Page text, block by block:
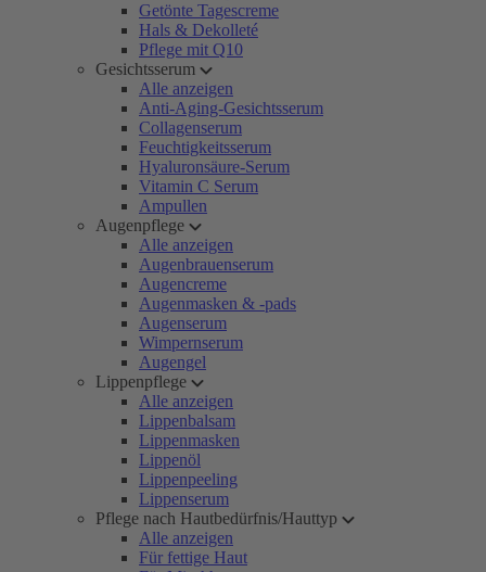
Getönte Tagescreme
Hals & Dekolleté
Pflege mit Q10
Gesichtsserum
Alle anzeigen
Anti-Aging-Gesichtsserum
Collagenserum
Feuchtigkeitsserum
Hyaluronsäure-Serum
Vitamin C Serum
Ampullen
Augenpflege
Alle anzeigen
Augenbrauenserum
Augencreme
Augenmasken & -pads
Augenserum
Wimpernserum
Augengel
Lippenpflege
Alle anzeigen
Lippenbalsam
Lippenmasken
Lippenöl
Lippenpeeling
Lippenserum
Pflege nach Hautbedürfnis/Hauttyp
Alle anzeigen
Für fettige Haut